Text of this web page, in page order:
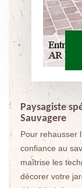
Paysagiste
Sauvagere
Pour rehausser
confiance au
maîtrise les
décorer votre